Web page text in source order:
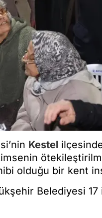
Kestel
olduğu bir kent
Belediyesi